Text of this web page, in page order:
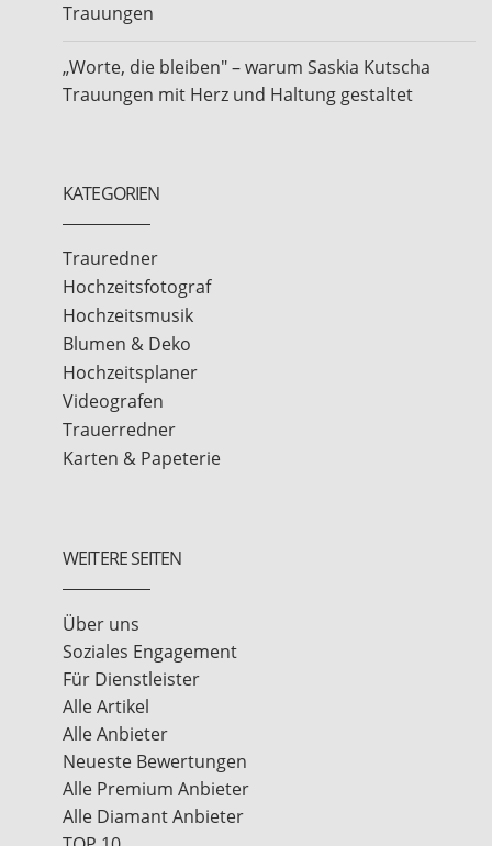
Trauungen
„Worte, die bleiben" – warum Saskia Kutscha
Trauungen mit Herz und Haltung gestaltet
KATEGORIEN
Trauredner
Hochzeitsfotograf
Hochzeitsmusik
Blumen & Deko
Hochzeitsplaner
Videografen
Trauerredner
Karten & Papeterie
WEITERE SEITEN
Über uns
Soziales Engagement
Für Dienstleister
Alle Artikel
Alle Anbieter
Neueste Bewertungen
Alle Premium Anbieter
Alle Diamant Anbieter